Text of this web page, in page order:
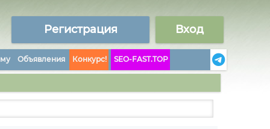
Регистрация Вход
Объявления Конкурс! SEO-FAST.TOP